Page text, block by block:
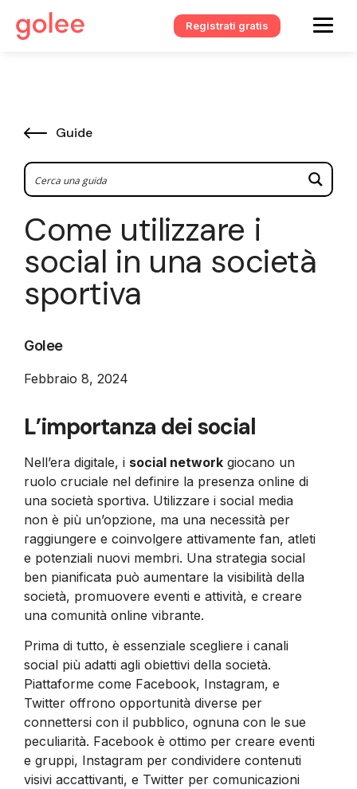
Registrati gratis
Guide
Come utilizzare i
social in una società
sportiva
Golee
Febbraio 8, 2024
L’importanza dei social
Nell’era digitale, i social network giocano un
ruolo cruciale nel definire la presenza online di
una società sportiva. Utilizzare i social media
non è più un’opzione, ma una necessità per
raggiungere e coinvolgere attivamente fan, atleti
e potenziali nuovi membri. Una strategia social
ben pianificata può aumentare la visibilità della
società, promuovere eventi e attività, e creare
una comunità online vibrante.
Prima di tutto, è essenziale scegliere i canali
social più adatti agli obiettivi della società.
Piattaforme come Facebook, Instagram, e
Twitter offrono opportunità diverse per
connettersi con il pubblico, ognuna con le sue
peculiarità. Facebook è ottimo per creare eventi
e gruppi, Instagram per condividere contenuti
visivi accattivanti, e Twitter per comunicazioni